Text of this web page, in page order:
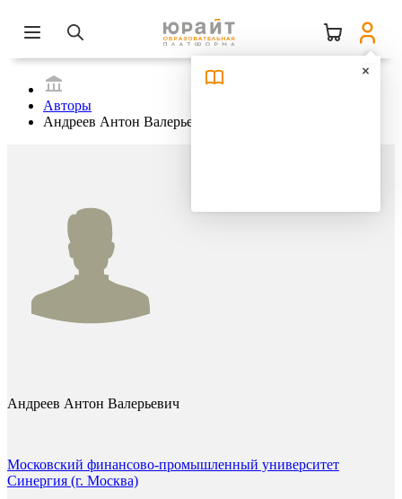
Авторы
Андреев Антон Валерьевич
Андреев Антон Валерьевич
Московский финансово-промышленный университет
Синергия (г. Москва)